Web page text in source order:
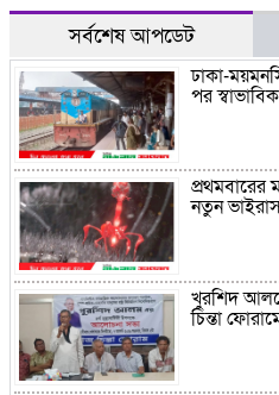
সর্বশেষ আপডেট
ঢাকা-
পর স্বাভাবিক
নতুন
খুরশিদ
চিন্তা